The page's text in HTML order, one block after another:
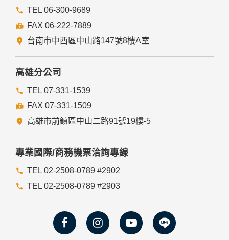
TEL 06-300-9689
FAX 06-222-7889
台南市中西區中山路147號8樓A室
高雄分公司
TEL 07-331-1539
FAX 07-331-1509
高雄市前鎮區中山二路91號19樓-5
專業國際/商務機票洽詢專線
TEL 02-2508-0789 #2902
TEL 02-2508-0789 #2903